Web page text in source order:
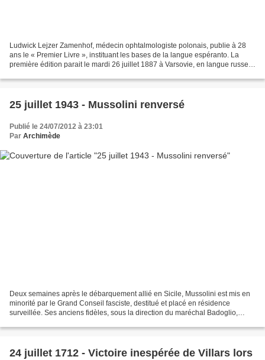
Ludwick Lejzer Zamenhof, médecin ophtalmologiste polonais, publie à 28
ans le « Premier Livre », instituant les bases de la langue espéranto. La
première édition parait le mardi 26 juillet 1887 à Varsovie, en langue russe.
25 juillet 1943 - Mussolini renversé
Publié le 24/07/2012 à 23:01
Par Archimède
Deux semaines après le débarquement allié en Sicile, Mussolini est mis en
minorité par le Grand Conseil fasciste, destitué et placé en résidence
surveillée. Ses anciens fidèles, sous la direction du maréchal Badoglio,
24 juillet 1712 - Victoire inespérée de Villars lors